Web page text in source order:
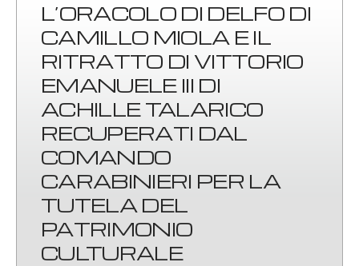
L’ORACOLO DI DELFO DI
CAMILLO MIOLA E IL
RITRATTO DI VITTORIO
EMANUELE III DI
ACHILLE TALARICO
RECUPERATI DAL
COMANDO
CARABINIERI PER LA
TUTELA DEL
PATRIMONIO
CULTURALE